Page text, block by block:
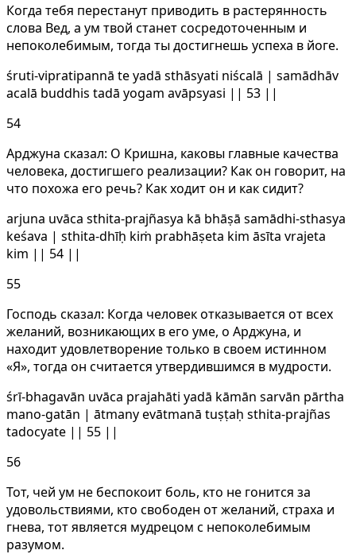
Когда тебя перестанут приводить в растерянность
слова Вед, а ум твой станет сосредоточенным и
непоколебимым, тогда ты достигнешь успеха в йоге.
śruti-vipratipannā te yadā sthāsyati niścalā | samādhāv
acalā buddhis tadā yogam avāpsyasi || 53 ||
54
Арджуна сказал: О Кришна, каковы главные качества
человека, достигшего реализации? Как он говорит, на
что похожа его речь? Как ходит он и как сидит?
arjuna uvāca sthita-prajñasya kā bhāṣā samādhi-sthasya
keśava | sthita-dhīḥ kiṁ prabhāṣeta kim āsīta vrajeta
kim || 54 ||
55
Господь сказал: Когда человек отказывается от всех
желаний, возникающих в его уме, о Арджуна, и
находит удовлетворение только в своем истинном
«Я», тогда он считается утвердившимся в мудрости.
śrī-bhagavān uvāca prajahāti yadā kāmān sarvān pārtha
mano-gatān | ātmany evātmanā tuṣṭaḥ sthita-prajñas
tadocyate || 55 ||
56
Тот, чей ум не беспокоит боль, кто не гонится за
удовольствиями, кто свободен от желаний, страха и
гнева, тот является мудрецом с непоколебимым
разумом.